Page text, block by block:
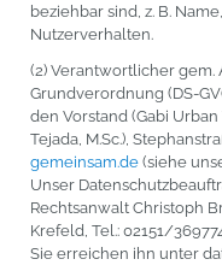
beziehbar sind, z. B.
Nutzerverhalten.
(2) Verantwortlicher gem.
Grundverordnung (DS-
den Vorstand (Gabi
Tejada, M.Sc.),
gemeinsam.de (siehe
Unser
Rechtsanwalt Christoph
Krefeld, Tel.: 02151/
Sie erreichen ihn unter